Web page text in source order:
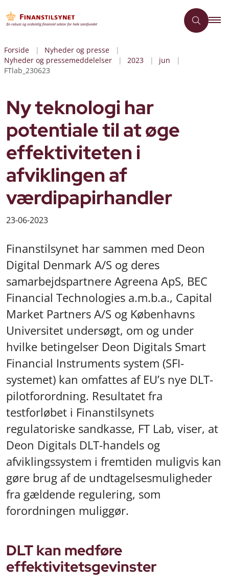
Forside
Nyheder og presse
Nyheder og pressemeddelelser
2023
jun
FTlab_230623
Ny teknologi har
potentiale til at øge
effektiviteten i
afviklingen af
værdipapirhandler
23-06-2023
Finanstilsynet har sammen med Deon
Digital Denmark A/S og deres
samarbejdspartnere Agreena ApS, BEC
Financial Technologies a.m.b.a., Capital
Market Partners A/S og Københavns
Universitet undersøgt, om og under
hvilke betingelser Deon Digitals Smart
Financial Instruments system (SFI-
systemet) kan omfattes af EU’s nye DLT-
pilotforordning. Resultatet fra
testforløbet i Finanstilsynets
regulatoriske sandkasse, FT Lab, viser, at
Deon Digitals DLT-handels og
afviklingssystem i fremtiden muligvis kan
gøre brug af de undtagelsesmuligheder
fra gældende regulering, som
forordningen muliggør.
DLT kan medføre
effektivitetsgevinster